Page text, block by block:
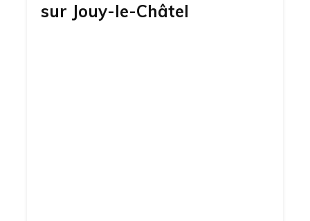
sur Jouy-le-Châtel